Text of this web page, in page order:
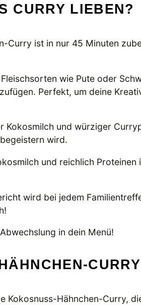
CURRY LIEBEN?
Curry ist in nur 45 Minuten
wie Pute oder
Perfekt, um deine
Kokosmilch und würziger
wird.
und reichlich Proteinen
wird bei jedem
in dein Menü!
Kokosnuss-Hähnchen-Curry,